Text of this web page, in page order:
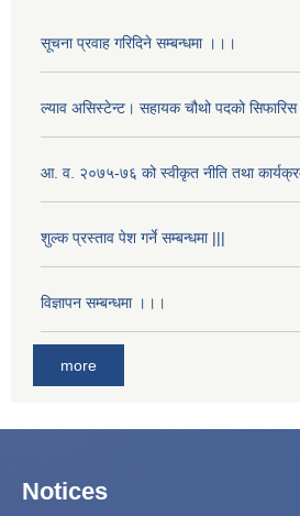
सूचना प्रवाह गरिदिने सम्बन्धमा ।।।
ल्याव असिस्टेन्ट। सहायक चौथो पदको
आ. व. २०७५-७६ को स्वीकृत नीति तथा
शुल्क प्रस्ताव पेश गर्ने सम्बन्धमा |||
विज्ञापन सम्बन्धमा ।।।
more
Notices